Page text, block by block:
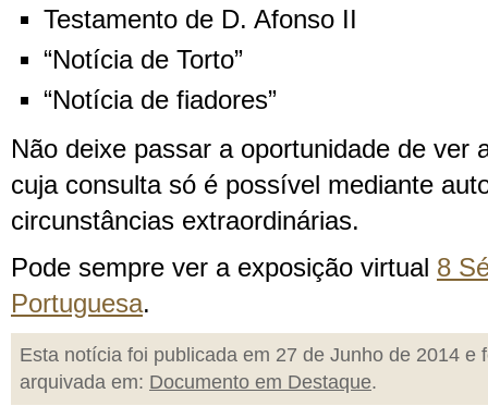
Testamento de D. Afonso II
“Notícia de Torto”
“Notícia de fiadores”
Não deixe passar a oportunidade de ver
cuja consulta só é possível mediante
circunstâncias extraordinárias.
Pode sempre ver a exposição virtual 8
Portuguesa.
Esta notícia foi publicada em 27 de Junho de 2014 e
arquivada em: Documento em Destaque.